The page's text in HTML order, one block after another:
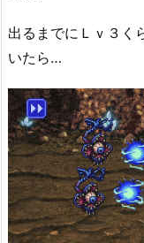
出るまでにＬｖ３く
いたら…